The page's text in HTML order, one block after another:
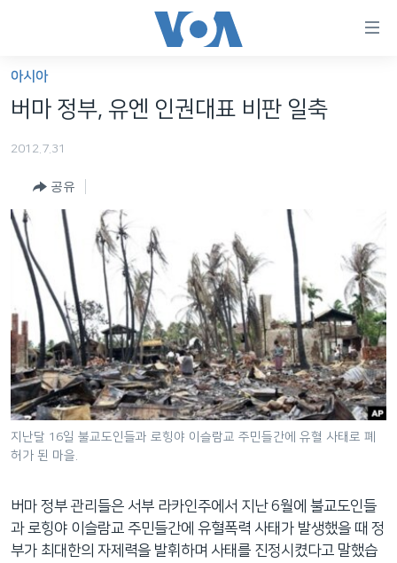
가
능
인
메
인
네
비
게
션
으
VOD
라디오
프로그램
주파수 안내
FOLLOW US
언어 선택
아시아
버마 정부, 유엔 인권대표 비판 일축
2012.7.31
공유
지난달 16일 불교도인들과 로힝야 이슬람교 주민들간에 유혈 사태로 폐
허가 된 마을.
버마 정부 관리들은 서부 라카인주에서 지난 6월에 불교도인들
과 로힝야 이슬람교 주민들간에 유혈폭력 사태가 발생했을 때 정
부가 최대한의 자제력을 발휘하며 사태를 진정시켰다고 말했습